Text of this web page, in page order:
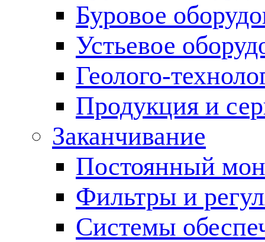
Буровое
Устьевое
Геолого-
Продукция и
Заканчивание
Постоянный
Фильтры и
Cистемы